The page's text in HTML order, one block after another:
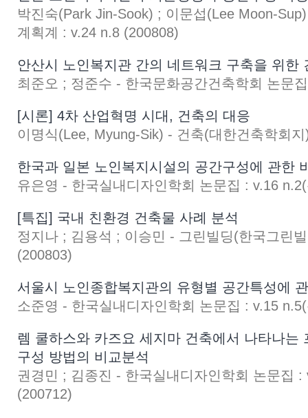
박진숙(Park Jin-Sook) ; 이문섭(Lee Moon-
계획계 : v.24 n.8 (200808)
안산시 노인복지관 간의 네트워크 구축을 위한
최준오 ; 정준수 - 한국문화공간건축학회 논문
[시론] 4차 산업혁명 시대, 건축의 대응
이명식(Lee, Myung-Sik) - 건축(대한건축학회
한국과 일본 노인복지시설의 공간구성에 관한
유은영 - 한국실내디자인학회 논문집 : v.16
[특집] 국내 친환경 건축물 사례 분석
정지나 ; 김용석 ; 이승민 - 그린빌딩(한국그린
(200803)
서울시 노인종합복지관의 유형별 공간특성에
소준영 - 한국실내디자인학회 논문집 : v.15
렘 쿨하스와 카즈요 세지마 건축에서 나타나는
구성 방법의 비교분석
권경민 ; 김종진 - 한국실내디자인학회 논문집
(200712)